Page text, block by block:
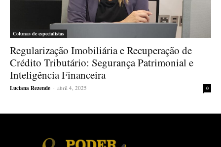
Colunas de especialistas
Regularização Imobiliária e Recuperação de
Crédito Tributário: Segurança Patrimonial e
Inteligência Financeira
Luciana Rezende - abril 4, 2025 0